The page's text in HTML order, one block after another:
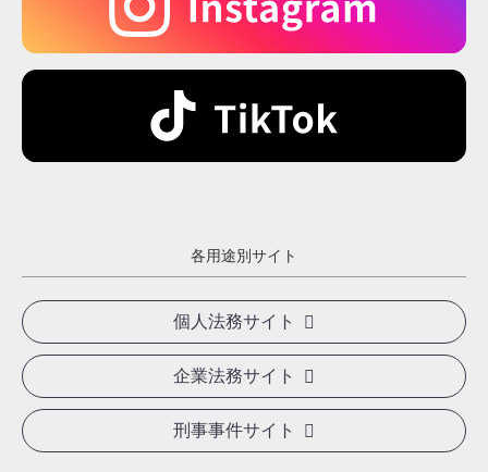
各用途別サイト
個人法務サイト
企業法務サイト
刑事事件サイト